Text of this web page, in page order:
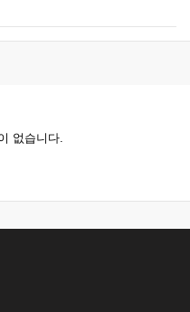
없습니다.